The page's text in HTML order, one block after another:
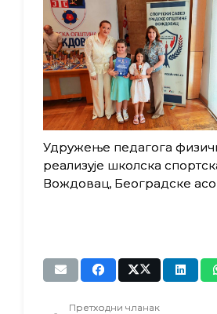
Удружење педагога
реализује школска
Вождовац, Београдске
Претходни чланак